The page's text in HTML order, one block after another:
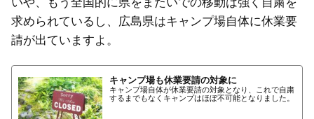
求められているし、広島県はキャンプ場自体に休業要
請が出ていますよ。
キャンプ場も休業要請の対象に
キャンプ場自体が休業要請の対象となり、これで自粛
するまでもなくキャンプはほぼ不可能となりました。